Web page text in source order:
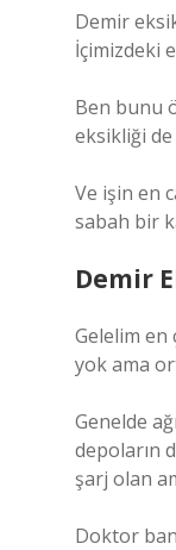
Demir
İçimizdeki
Ben bunu
eksikliği
Ve işin en
sabah bir
Demir
Gelelim en
yok ama
Genelde
depoların
şarj olan
Doktor